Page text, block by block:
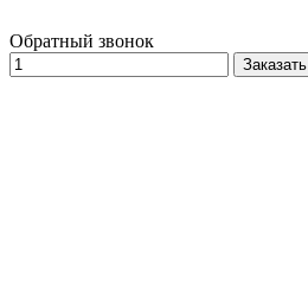
Обратный звонок
Заказать